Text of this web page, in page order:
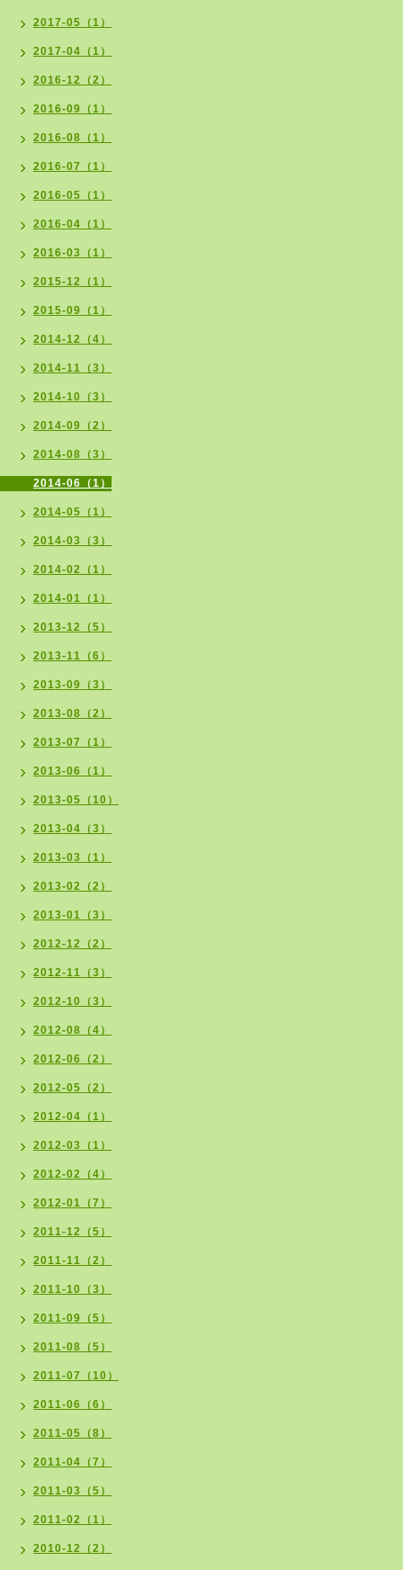
2017-05（1）
2017-04（1）
2016-12（2）
2016-09（1）
2016-08（1）
2016-07（1）
2016-05（1）
2016-04（1）
2016-03（1）
2015-12（1）
2015-09（1）
2014-12（4）
2014-11（3）
2014-10（3）
2014-09（2）
2014-08（3）
2014-06（1）
2014-05（1）
2014-03（3）
2014-02（1）
2014-01（1）
2013-12（5）
2013-11（6）
2013-09（3）
2013-08（2）
2013-07（1）
2013-06（1）
2013-05（10）
2013-04（3）
2013-03（1）
2013-02（2）
2013-01（3）
2012-12（2）
2012-11（3）
2012-10（3）
2012-08（4）
2012-06（2）
2012-05（2）
2012-04（1）
2012-03（1）
2012-02（4）
2012-01（7）
2011-12（5）
2011-11（2）
2011-10（3）
2011-09（5）
2011-08（5）
2011-07（10）
2011-06（6）
2011-05（8）
2011-04（7）
2011-03（5）
2011-02（1）
2010-12（2）